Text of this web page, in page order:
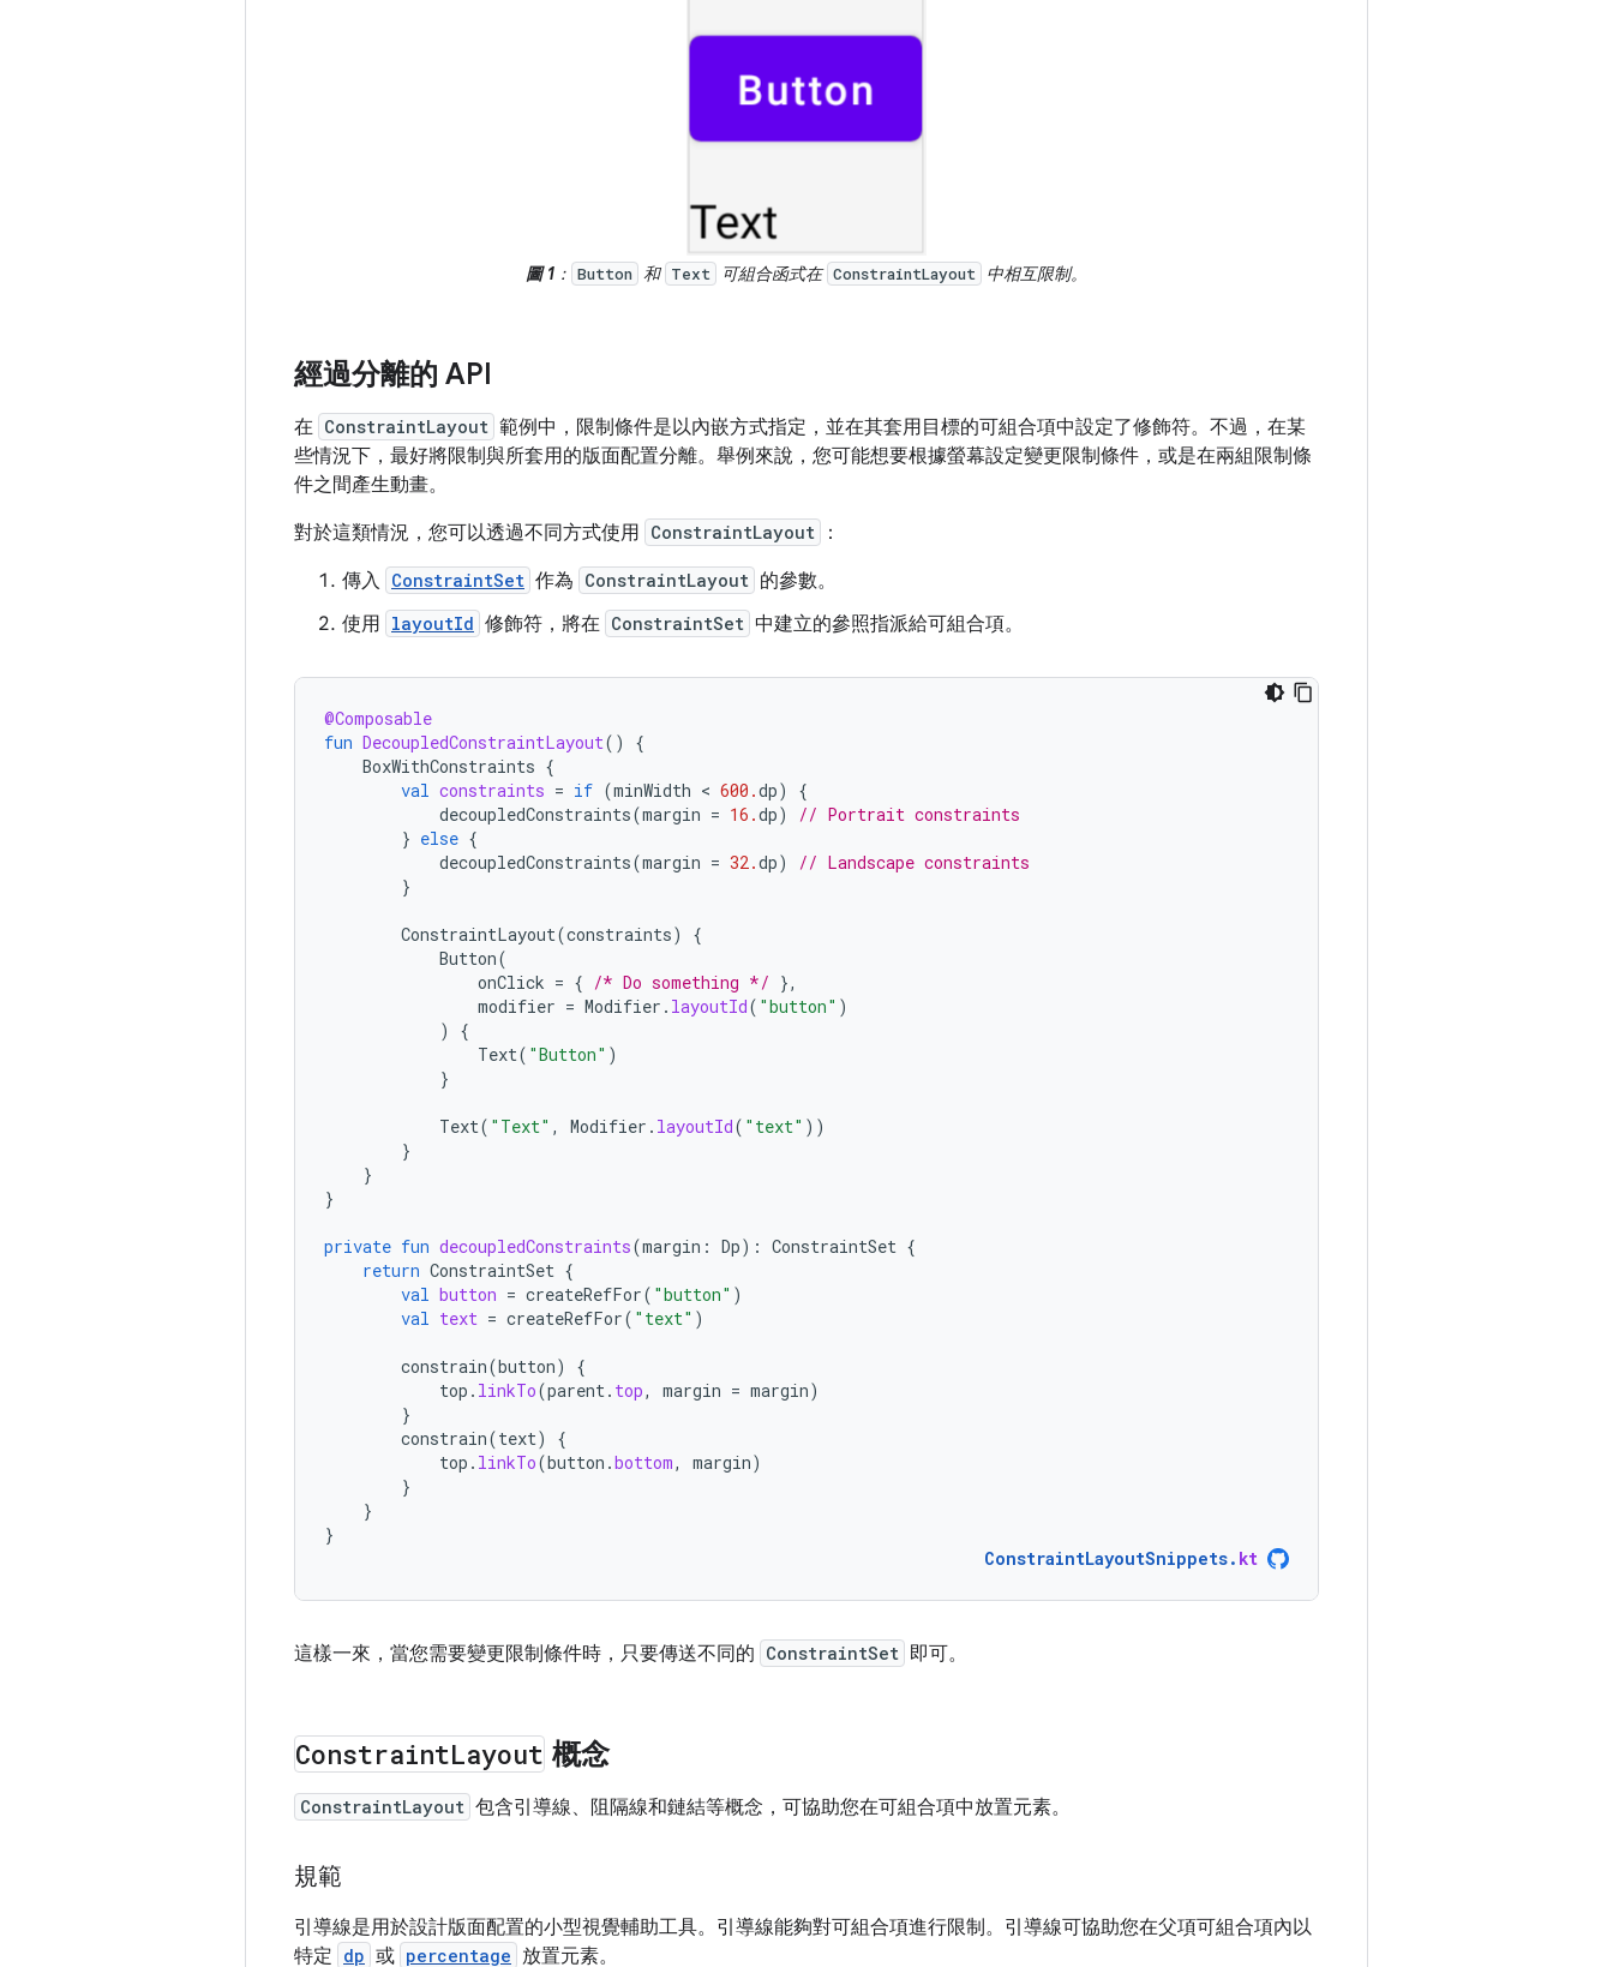
圖 1 ： Button 和 Text 可組合函式在 ConstraintLayout 中相互限制。
經過分離的 API
在 ConstraintLayout 範例中，限制條件是以內嵌方式指定，並在其套用目標的可組合項中設定了修飾符。不過，在某
些情況下，最好將限制與所套用的版面配置分離。舉例來說，您可能想要根據螢幕設定變更限制條件，或是在兩組限制條
件之間產生動畫。
對於這類情況，您可以透過不同方式使用 ConstraintLayout
：
傳入
ConstraintSet 作為 ConstraintLayout 的參數。
使用 layoutId 修飾符，將在 ConstraintSet 中建立的參照指派給可組合項。
@Composable
fun DecoupledConstraintLayout()
{
BoxWithConstraints {
val constraints = if (minWidth < 600.dp)
{
decoupledConstraints(margin = 16.dp)
// Portrait constraints
} else {
decoupledConstraints(margin = 32.dp)
// Landscape constraints
}
ConstraintLayout(constraints)
{
Button(
onClick = { /* Do something */ },
modifier = Modifier . layoutId( "button" )
)
{
Text( "Button" )
}
Text( "Text" , Modifier . layoutId( "text" ))
}
}
}
private fun decoupledConstraints(margin : Dp): ConstraintSet {
return ConstraintSet {
val button = createRefFor( "button" )
val text = createRefFor( "text" )
constrain(button)
{
top . linkTo(parent. top, margin = margin)
}
constrain(text)
{
top . linkTo(button .bottom, margin)
}
}
}
ConstraintLayoutSnippets. kt
這樣一來，當您需要變更限制條件時，只要傳送不同的 ConstraintSet 即可。
ConstraintLayout 概念
ConstraintLayout 包含引導線、阻隔線和鏈結等概念，可協助您在可組合項中放置元素。
規範
引導線是用於設計版面配置的小型視覺輔助工具。引導線能夠對可組合項進行限制。引導線可協助您在父項可組合項內以
特定 dp 或 percentage 放置元素。